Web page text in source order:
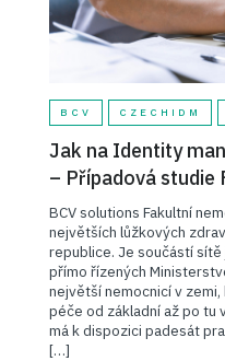
BCV CZECHIDM
Jak na Identity
– Případová studie
BCV solutions Fakultní
největších lůžkových
republice. Je součástí
přímo řízených
největší nemocnicí v
péče od základní až po tu
má k dispozici padesát
[…]